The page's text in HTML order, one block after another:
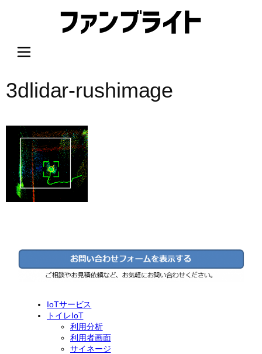
プ
3dlidar-rushimage
IoTサービス
トイレIoT
利用分析
利用者画面
サイネージ